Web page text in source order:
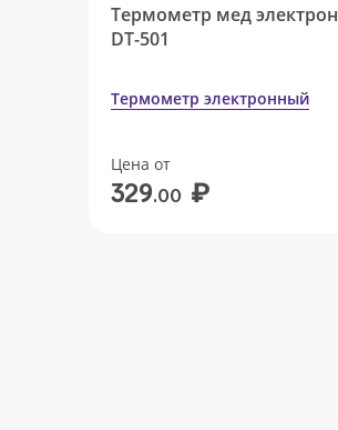
Термометр мед электрон
DT-501
Термометр электронный
Цена от
329.00 ₽